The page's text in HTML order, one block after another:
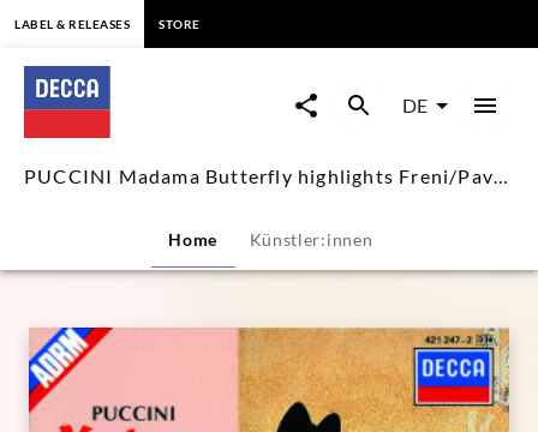
PUCCINI
Madama
Butterfly
Freni/Pavarotti/Ludwig/Kerns
Decca
LABEL & RELEASES STORE
DE
PUCCINI Madama Butterfly highlights Freni/Pavarotti/Ludwig/Kerns
Home Künstler:innen